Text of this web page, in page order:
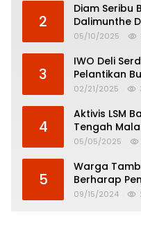
2
Diam Seribu
Dalimunthe
05/10/2025
3
IWO Deli
Pelantikan
Serdang
02/21/2025
4
Aktivis LSM
Tengah
Tinggi
05/05/2025
5
Warga
Berharap
Banjir
09/15/2024